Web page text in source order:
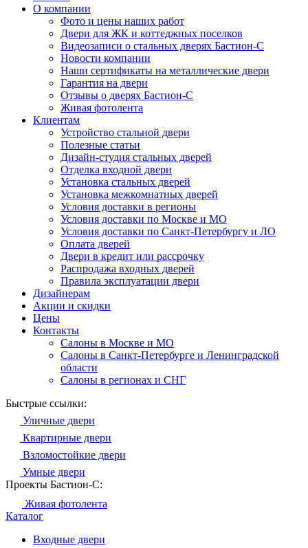
О компании
Фото и цены наших работ
Двери для ЖК и коттеджных поселков
Видеозаписи о стальных дверях Бастион-С
Новости компании
Наши сертификаты на металлические двери
Гарантия на двери
Отзывы о дверях Бастион-С
Живая фотолента
Клиентам
Устройство стальной двери
Полезные статьи
Дизайн-студия стальных дверей
Отделка входной двери
Установка стальных дверей
Установка межкомнатных дверей
Условия доставки в регионы
Условия доставки по Москве и МО
Условия доставки по Санкт-Петербургу и ЛО
Оплата дверей
Двери в кредит или рассрочку
Распродажа входных дверей
Правила эксплуатации двери
Дизайнерам
Акции и скидки
Цены
Контакты
Салоны в Москве и МО
Салоны в Санкт-Петербурге и Ленинградской
области
Салоны в регионах и СНГ
Быстрые ссылки:
Уличные двери
Квартирные двери
Взломостойкие двери
Умные двери
Проекты Бастион-С:
Живая фотолента
Каталог
Входные двери